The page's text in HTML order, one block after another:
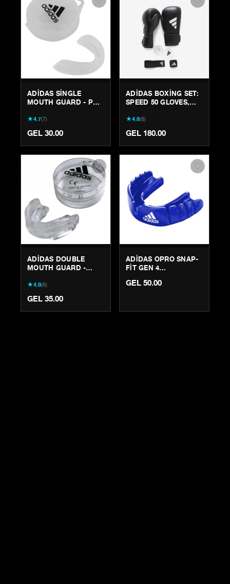
ADIDAS SINGLE
MOUTH GUARD - PRO
TEETH PROTECTION
★4.7(7)
GEL 30.00
ADIDAS BOXING SET:
SPEED 50 GLOVES,
MOUTHGUARD
★4.8(8)
GEL 180.00
ADIDAS DOUBLE
MOUTH GUARD -
PROTECTION FOR
BOXING & MMA
★4.8(6)
GEL 35.00
ADIDAS OPRO SNAP-
FIT GEN 4
BLUE
GEL 50.00